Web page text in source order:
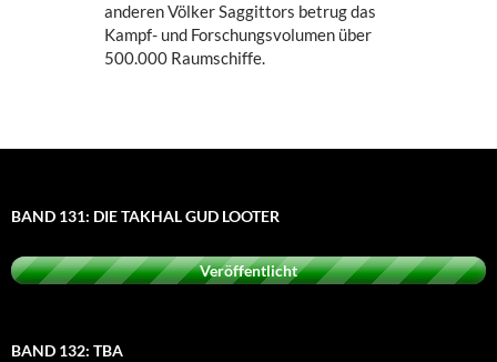
anderen Völker Saggittors betrug das
Kampf- und Forschungsvolumen über
500.000 Raumschiffe.
BAND 131: DIE TAKHAL GUD LOOTER
Veröffentlicht
BAND 132: TBA